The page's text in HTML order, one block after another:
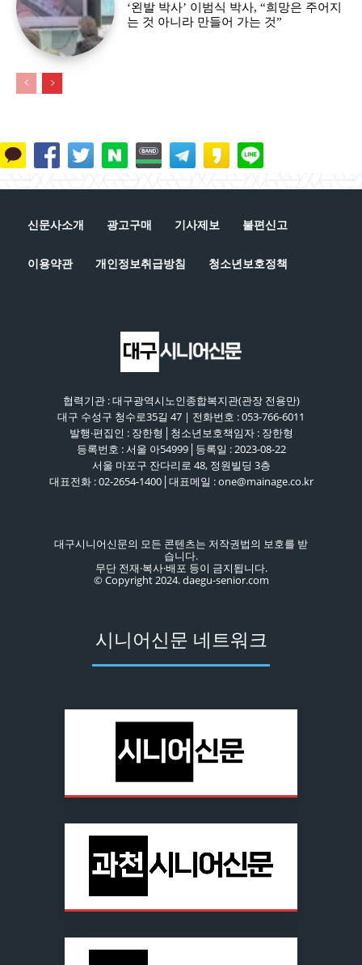
‘왼발 박사’ 이범식 박사, “희망은 주어지
는 것 아니라 만들어 가는 것”
신문사소개 광고구매 기사제보 불편신고
이용약관 개인정보취급방침 청소년보호정책
협력기관 : 대구광역시노인종합복지관(관장 전용만)
대구 수성구 청수로35길 47 | 전화번호 : 053-766-6011
발행·편집인 : 장한형│청소년보호책임자 : 장한형
등록번호 : 서울 아54999│등록일 : 2023-08-22
서울 마포구 잔다리로 48, 정원빌딩 3층
대표전화 : 02-2654-1400│대표메일 : one@mainage.co.kr
대구시니어신문의 모든 콘텐츠는 저작권법의 보호를 받
습니다.
무단 전재·복사·배포 등이 금지됩니다.
© Copyright 2024. daegu-senior.com
시니어신문 네트워크